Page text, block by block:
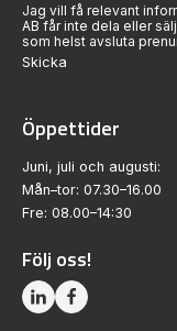
Jag vill få relevant
AB får inte dela eller
som helst avsluta
Skicka
Öppettider
Juni, juli och augusti:
Mån–tor: 07.30–16.00
Fre: 08.00–14:30
Följ oss!